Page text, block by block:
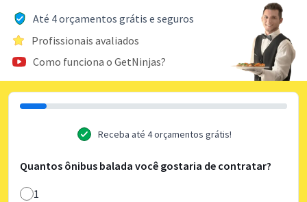
Até 4 orçamentos grátis e seguros
Profissionais avaliados
Como funciona o GetNinjas?
Receba até 4 orçamentos grátis!
Quantos ônibus balada você gostaria de contratar?
1